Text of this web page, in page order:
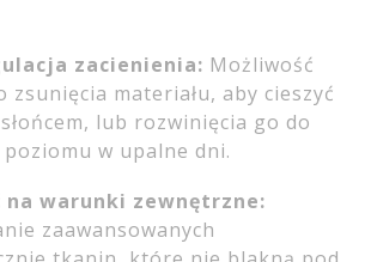
zacienienia: Możliwość
zsunięcia materiału, aby cieszyć
lub rozwinięcia go do
w upalne dni.
na warunki zewnętrzne:
zaawansowanych